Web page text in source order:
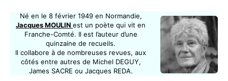
Né en le 8 février 1949 en Normandie,
Jacques MOULIN est un poète qui vit en
Franche-Comté. Il est l’auteur d’une
quinzaine de recueils.
Il collabore à de nombreuses revues, aux
côtés entre autres de Michel DEGUY,
James SACRE ou Jacques REDA.